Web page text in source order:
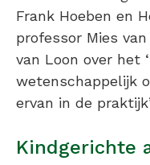
Frank Hoeben en
professor Mies
van Loon over het
wetenschappelijk
ervan in de
Kindgerichte